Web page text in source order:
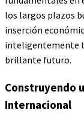
los largos plazos
inserción
inteligentemente
brillante futuro.
Construyendo
Internacional